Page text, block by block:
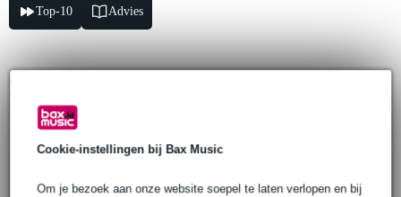
Cookie-instellingen bij Bax Music
Om je bezoek aan onze website soepel te laten verlopen en bij
Top-10 Advies
Adviesprijs € 699,- € 578,-
Op voorraad